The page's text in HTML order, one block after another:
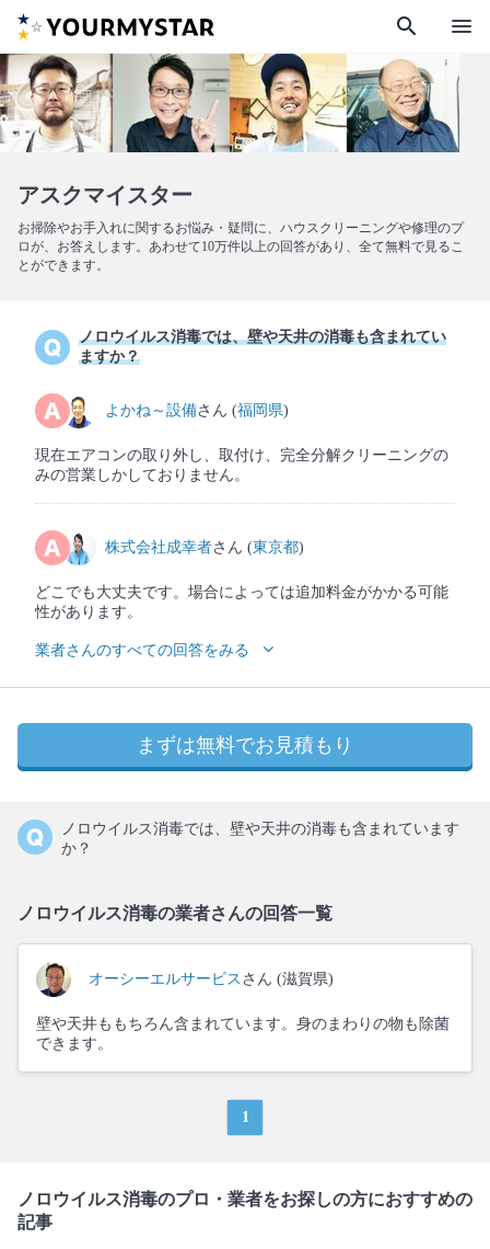
search menu
アスクマイスター
お掃除やお手入れに関するお悩み・疑問に、ハウスクリーニングや修理のプ
ロが、お答えします。あわせて10万件以上の回答があり、全て無料で見るこ
とができます。
ノロウイルス消毒では、壁や天井の消毒も含まれてい
ますか？
よかね～設備さん (福岡県)
現在エアコンの取り外し、取付け、完全分解クリーニングの
みの営業しかしておりません。
株式会社成幸者さん (東京都)
どこでも大丈夫です。場合によっては追加料金がかかる可能
性があります。
業者さんのすべての回答をみる
まずは無料でお見積もり
ノロウイルス消毒では、壁や天井の消毒も含まれています
か？
ノロウイルス消毒の業者さんの回答一覧
オーシーエルサービス さん (滋賀県)
壁や天井ももちろん含まれています。身のまわりの物も除菌
できます。
1
ノロウイルス消毒のプロ・業者をお探しの方におすすめの
記事